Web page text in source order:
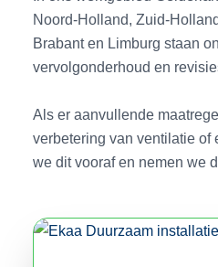
Noord-Holland, Zuid-
Brabant en Limburg staan
vervolgonderhoud en
Als er aanvullende
verbetering van ventilatie of
we dit vooraf en nemen we